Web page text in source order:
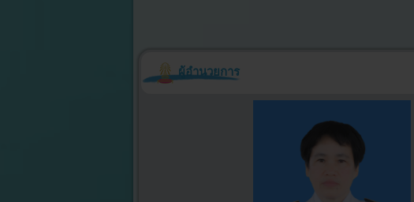
ผู้อำนวยการ